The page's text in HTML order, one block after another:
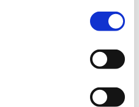
utilizza poche parole
Istruzioni: